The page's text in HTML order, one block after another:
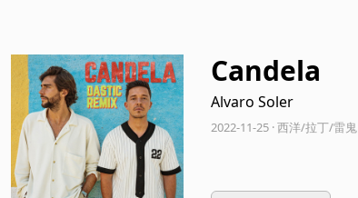
Candela
Alvaro Soler
2022-11-25 · 西洋/拉丁/雷鬼